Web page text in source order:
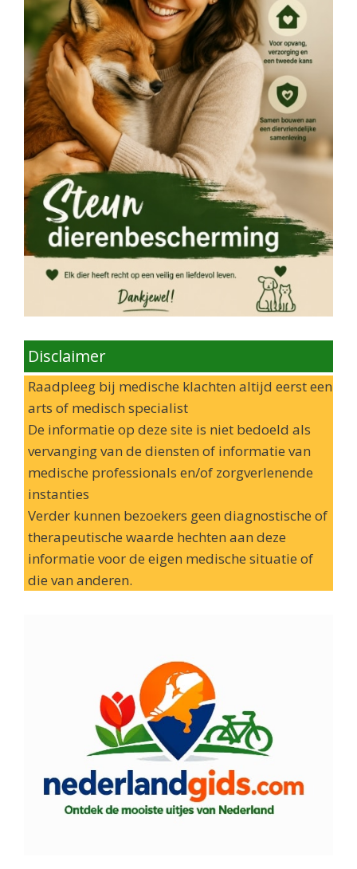
Disclaimer
Raadpleeg bij medische klachten altijd eerst een
arts of medisch specialist
De informatie op deze site is niet bedoeld als
vervanging van de diensten of informatie van
medische professionals en/of zorgverlenende
instanties
Verder kunnen bezoekers geen diagnostische of
therapeutische waarde hechten aan deze
informatie voor de eigen medische situatie of
die van anderen.